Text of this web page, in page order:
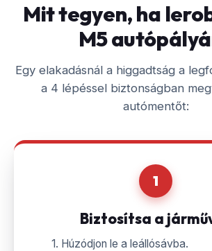
Mit tegyen, ha
M5
Egy elakadásnál a higgadtság a
a 4 lépéssel biztonságban
autómentőt:
1
Biztosítsa a
1. Húzódjon le a leállósávba.